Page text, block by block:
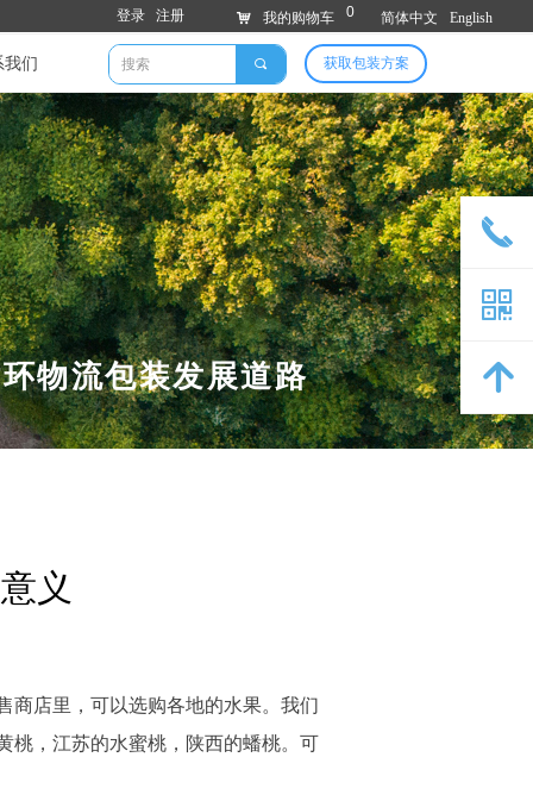
我们 获取包装方案
끠
简体中文 English
낙 我的购物车 0
登录 注册
义
商店里，可以选购各地的水果。我们
桃，江苏的水蜜桃，陕西的蟠桃。可
物流包装发展道路
끅
낃
녕